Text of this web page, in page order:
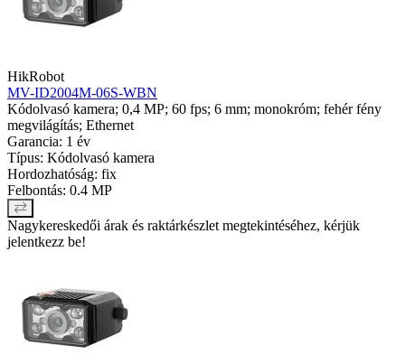
HikRobot
MV-ID2004M-06S-WBN
Kódolvasó kamera; 0,4 MP; 60 fps; 6 mm; monokróm; fehér fény
megvilágítás; Ethernet
Garancia: 1 év
Típus: Kódolvasó kamera
Hordozhatóság: fix
Felbontás: 0.4 MP
Nagykereskedői árak és raktárkészlet megtekintéséhez, kérjük
jelentkezz be!